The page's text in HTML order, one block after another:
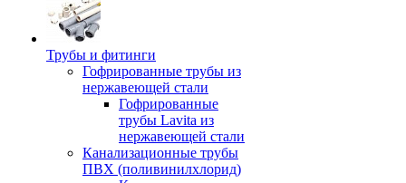
Трубы и фитинги
Гофрированные трубы из
нержавеющей стали
Гофрированные
трубы Lavita из
нержавеющей стали
Канализационные трубы
ПВХ (поливинилхлорид)